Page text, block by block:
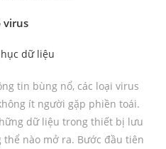
virus
tin bùng nổ, các loại virus
ít người gặp phiền toái.
dữ liệu trong thiết bị lưu
nào mở ra. Bước đầu tiên